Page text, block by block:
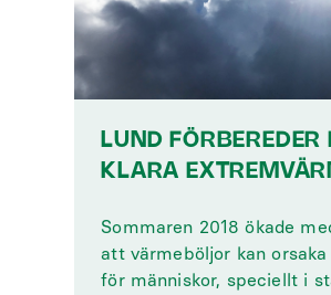
LUND FÖRBEREDER
KLARA
Sommaren 2018 ökade
att värmeböljor kan
för människor, speciellt i